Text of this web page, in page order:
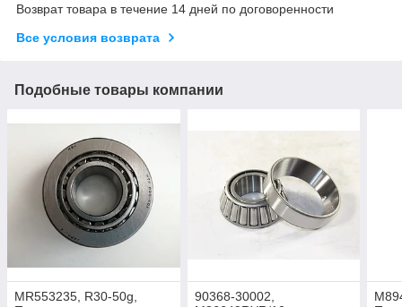
Возврат товара в течение 14 дней по договоренности
Все условия возврата
Подобные товары компании
MR553235, R30-50g,
90368-30002,